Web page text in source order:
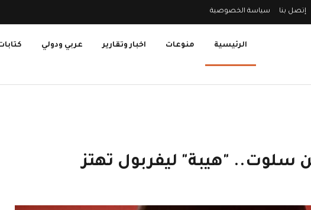
إتصل بنا سياسة الخصوصية
الرئيسية منوعات اخبار وتقارير عربي ودولي
سلوت.. "هيبة" ليفربول تهتز